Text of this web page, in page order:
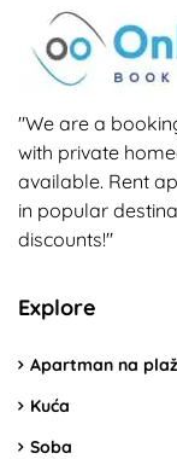
"We are a
with private
available. Rent
in popular
discounts!"
Explore
Apartman na
Kuća
Soba